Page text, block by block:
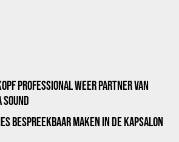
PROFESSIONAL WEER PARTNER VAN
SOUND
BESPREEKBAAR MAKEN IN DE KAPSALON